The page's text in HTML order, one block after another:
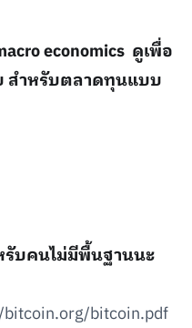
economics ดูเพื่อ
สำหรับตลาดทุนแบบ
รับคนไม่มีพื้นฐานนะ
bitcoin.pdf